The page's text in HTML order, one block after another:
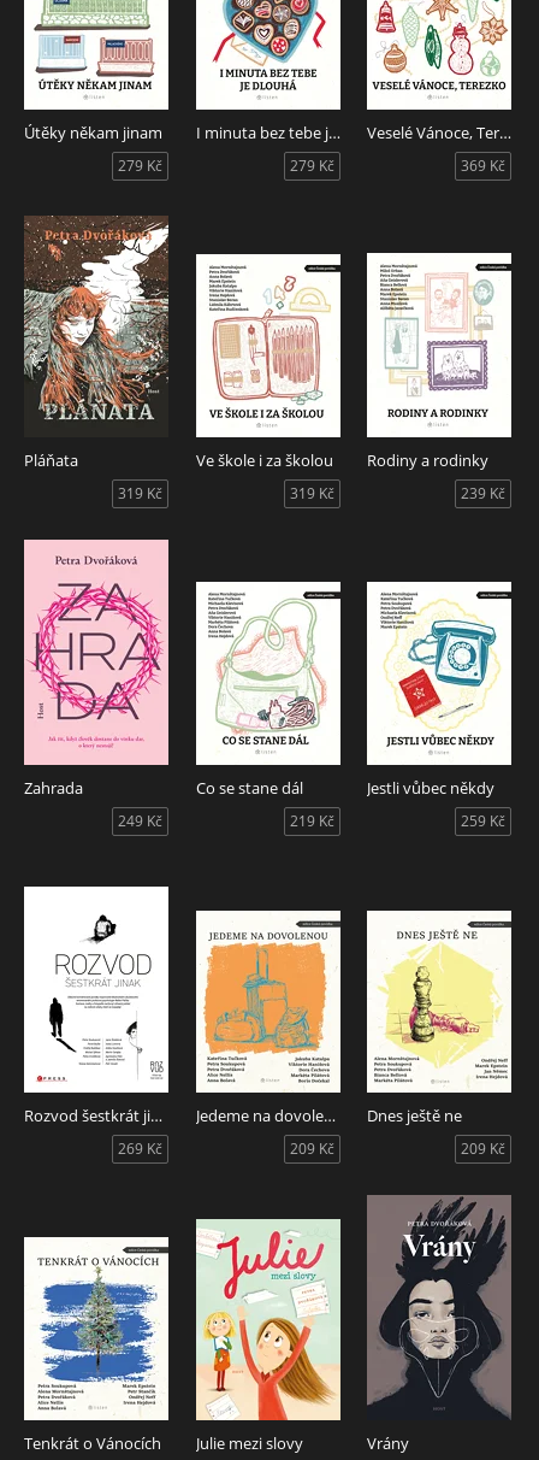
Útěky někam jinam
279 Kč
I minuta bez tebe je dlouhá
279 Kč
Veselé Vánoce, Terezko
369 Kč
Pláňata
319 Kč
Ve škole i za školou
319 Kč
Rodiny a rodinky
239 Kč
Zahrada
249 Kč
Co se stane dál
219 Kč
Jestli vůbec někdy
259 Kč
Rozvod šestkrát jinak
269 Kč
Jedeme na dovolenou
209 Kč
Dnes ještě ne
209 Kč
Tenkrát o Vánocích Julie mezi slovy Vrány